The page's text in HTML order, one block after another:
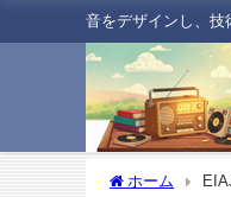
音をデザインし、技
ホーム